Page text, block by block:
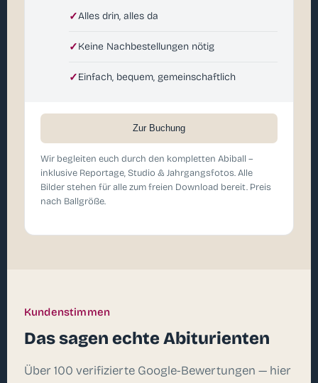
✓Alles drin, alles da
✓Keine Nachbestellungen nötig
✓Einfach, bequem, gemeinschaftlich
Zur Buchung
Wir begleiten euch durch den kompletten Abiball –
inklusive Reportage, Studio & Jahrgangsfotos. Alle
Bilder stehen für alle zum freien Download bereit. Preis
nach Ballgröße.
Kundenstimmen
Das sagen echte Abiturienten
Über 100 verifizierte Google-Bewertungen — hier